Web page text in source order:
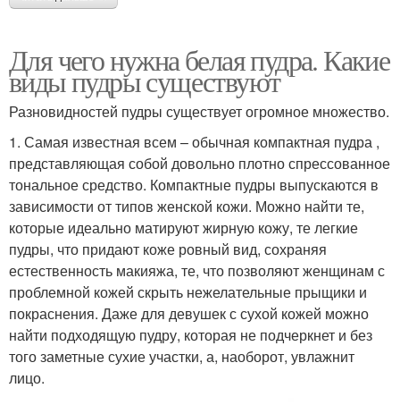
Для чего нужна белая пудра. Какие
виды пудры существуют
Разновидностей пудры существует огромное множество.
1. Самая известная всем – обычная компактная пудра ,
представляющая собой довольно плотно спрессованное
тональное средство. Компактные пудры выпускаются в
зависимости от типов женской кожи. Можно найти те,
которые идеально матируют жирную кожу, те легкие
пудры, что придают коже ровный вид, сохраняя
естественность макияжа, те, что позволяют женщинам с
проблемной кожей скрыть нежелательные прыщики и
покраснения. Даже для девушек с сухой кожей можно
найти подходящую пудру, которая не подчеркнет и без
того заметные сухие участки, а, наоборот, увлажнит
лицо.